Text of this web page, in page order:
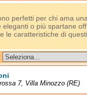
perfetti per chi ama
eleganti o più spartane
le caratteristiche di
7, Villa Minozzo (RE)